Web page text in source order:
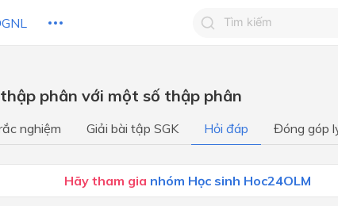
Tìm kiếm câu trả lời
Chủ đề 1: Ôn tập và bổ
phân với một số thập phân
nghiệm Giải bài tập SGK Hỏi đáp Đóng góp
Hãy tham gia nhóm Học sinh Hoc24OLM